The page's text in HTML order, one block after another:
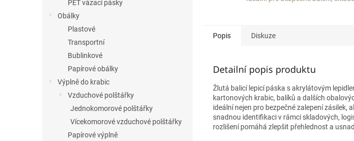
PET vázací pásky
Obálky
Plastové
Transportní
Bublinkové
Papírové obálky
Výplně do krabic
Vzduchové polštářky
Jednokomorové polštářky
Vícekomorové vzduchové polštářky
Papírové výplně
Popis Diskuze
Detailní popis produktu
Žlutá balicí lepicí páska s akrylátovým
kartonových krabic, balíků a dalších
ideální nejen pro bezpečné zalepení zásilek,
snadnou identifikaci v rámci skladových,
rozlišení pomáhá zlepšit přehlednost a